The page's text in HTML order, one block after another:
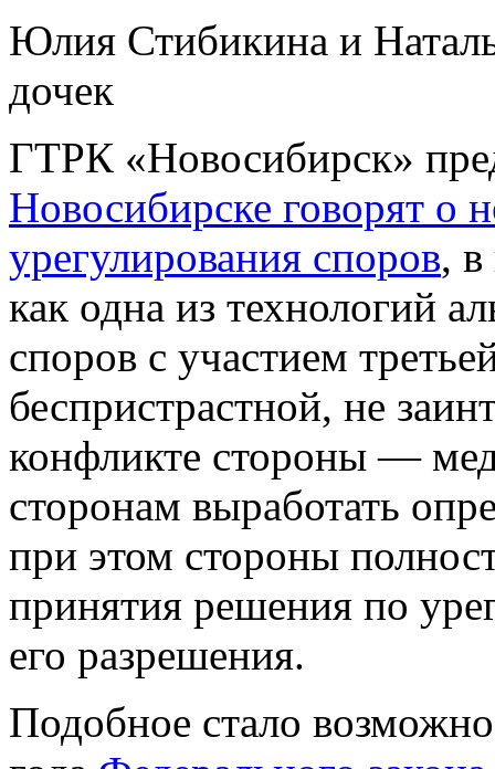
Юлия Стибикина и
дочек
ГТРК «Новосибирск»
Новосибирске говорят о
урегулирования споров,
как одна из технологий
споров с участием
беспристрастной, не
конфликте стороны —
сторонам выработать
при этом стороны
принятия решения по
его разрешения.
Подобное стало